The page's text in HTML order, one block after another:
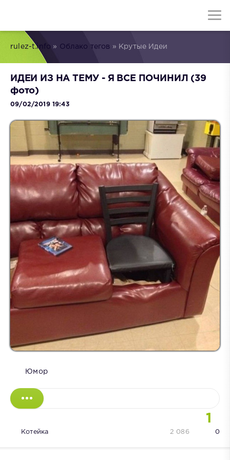
rulez-t.info » Облако тегов » Крутые Идеи
ИДЕИ ИЗ НА ТЕМУ - Я ВСЕ ПОЧИНИЛ (39
фото)
09/02/2019 19:43
Юмор
1
Котейка 0
2 086